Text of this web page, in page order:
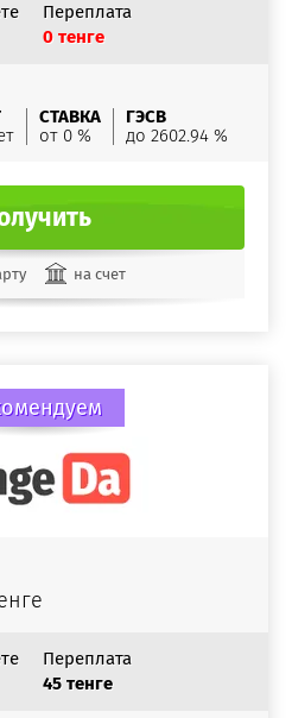
Переплата
0 тенге
СТАВКА
от 0 %
ГЭСВ
до 2602.94 %
на счет
Переплата
45 тенге